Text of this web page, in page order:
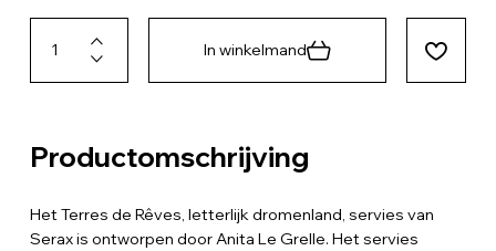
In winkelmand
Productomschrijving
Het Terres de Rêves, letterlijk dromenland, servies van
Serax is ontworpen door Anita Le Grelle. Het servies